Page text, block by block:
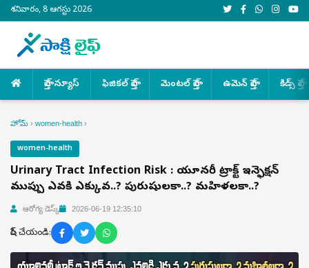
శనివారం, 8 ఆగస్టు 2026
హెల్త్ న్యూస్ ఫిజికల్ హెల్త్ మెంటల్ హెల్త్ ఉమెన్ హెల్త్ కిడ్స్ హెల్త్
హోమ్ › women-health ›
women-health
Urinary Tract Infection Risk : యూరినరీ ట్రాక్ట్ ఇన్ఫెక్షన్
ముప్పు ఎవరికి ఎక్కువ..? పురుషులకా..? మహిళలకా..?
ఆరోగ్య డెస్క్ 2026-06-19 12:35:10
షేర్ చేయండి: